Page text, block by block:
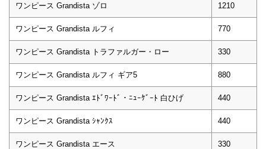
ワンピース Grandista ゾロ 1210
ワンピース Grandista ルフィ 770
ワンピース Grandista トラファルガー・ロー 330
ワンピース Grandista ルフィ ギア5 880
ワンピース Grandista ｴﾄﾞﾜｰﾄﾞ・ﾆｭｰｹﾞｰﾄ 白ひげ 440
ワンピース Grandista ｼｬﾝｸｽ 440
ワンピース Grandista エース 330